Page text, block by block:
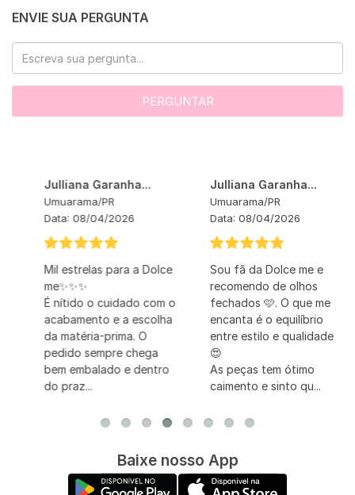
ENVIE SUA PERGUNTA
PERGUNTAR
Julliana Garanha...
Umuarama/PR
Data:08/04/2026
Mil estrelas para a Dolce
me✨✨✨
É nítido o cuidado com o
acabamento e a escolha
da matéria-prima. O
pedido sempre chega
bem embalado e dentro
do praz...
Julliana Garanha...
Umuarama/PR
Data:08/04/2026
Sou fã da Dolce me e
recomendo de olhos
fechados 🩷. O que me
encanta é o equilíbrio
entre estilo e qualidade
As peças tem ótimo
caimento e sinto qu...
Baixe nosso App